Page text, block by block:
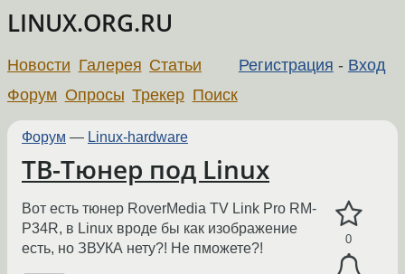
LINUX.ORG.RU
Регистрация - Вход
Новости Галерея Статьи
Форум Опросы Трекер Поиск
Форум — Linux-hardware
ТВ-Тюнер под Linux
0
Вот есть тюнер RoverMedia TV Link Pro RM-
P34R, в Linux вроде бы как изображение
есть, но ЗВУКА нету?! Не пможете?!